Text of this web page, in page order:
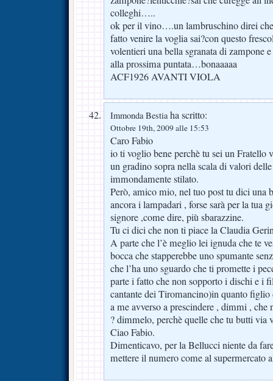
colleghi…..
ok per il vino….un lambruschino direi
fatto venire la voglia sai?con questo
volentieri una bella sgranata di zampone
alla prossima puntata…bonaaaaa
ACF1926 AVANTI VIOLA
Immonda Bestiaha scritto:
Ottobre 19th, 2009 alle 15:53
Caro Fabio
io ti voglio bene perchè tu sei un Fratello
un gradino sopra nella scala di valori
immondamente stilato.
Però, amico mio, nel tuo post tu dici una
ancora i lampadari , forse sarà per la tua
signore ,come dire, più sbarazzine.
Tu ci dici che non ti piace la Claudia
A parte che l’è meglio lei ignuda che te
bocca che stapperebbe uno spumante
che l’ha uno sguardo che ti promette i
parte i fatto che non sopporto i dischi e i
cantante dei Tiromancino)in quanto
a me avverso a prescindere , dimmi ,
? dimmelo, perchè quelle che tu butti via
Ciao Fabio.
Dimenticavo, per la Bellucci niente da
mettere il numero come al supermercato